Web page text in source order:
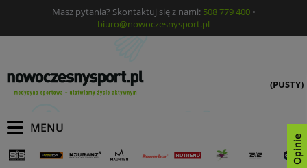
Masz pytania? Skontaktuj się z nami: 508 779 400•
biuro@nowoczesnysport.pl
(PUSTY)
Opinie